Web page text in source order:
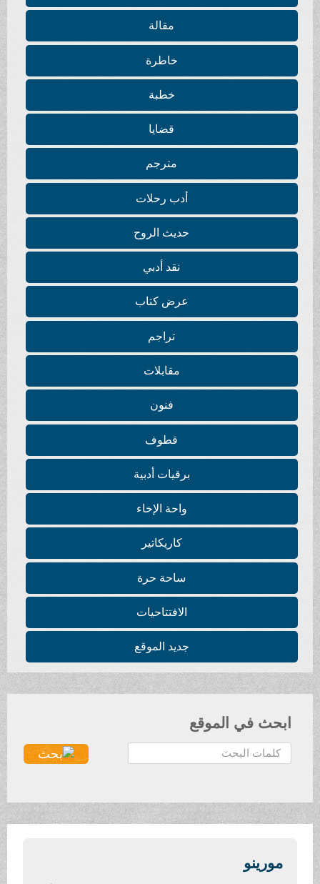
مقالة
خاطرة
خطبة
قضايا
مترجم
أدب رحلات
حديث الروح
نقد أدبي
عرض كتاب
تراجم
مقابلات
فنون
قطوف
برقيات أدبية
واحة الإخاء
كاريكاتير
ساحة حرة
الافتتاحيات
جديد الموقع
ابحث في الموقع
ح
ث
مورينو